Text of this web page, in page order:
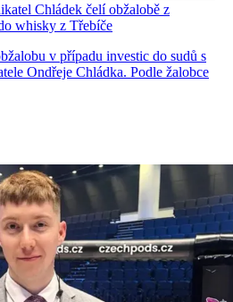
Chládek čelí obžalobě z
whisky z Třebíče
v případu investic do sudů s
Ondřeje Chládka. Podle žalobce